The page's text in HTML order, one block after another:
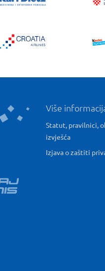
Više
Statut, pravilnici,
izvješća
Izjava o zaštiti